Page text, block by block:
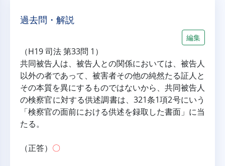
過去問・解説
編集
（H19 司法 第33問 1）
共同被告人は、被告人との関係においては、被告人
以外の者であって、被害者その他の純然たる証人と
その本質を異にするものではないから、共同被告人
の検察官に対する供述調書は、321条1項2号にいう
「検察官の面前における供述を録取した書面」に当
たる。
（正答） 〇